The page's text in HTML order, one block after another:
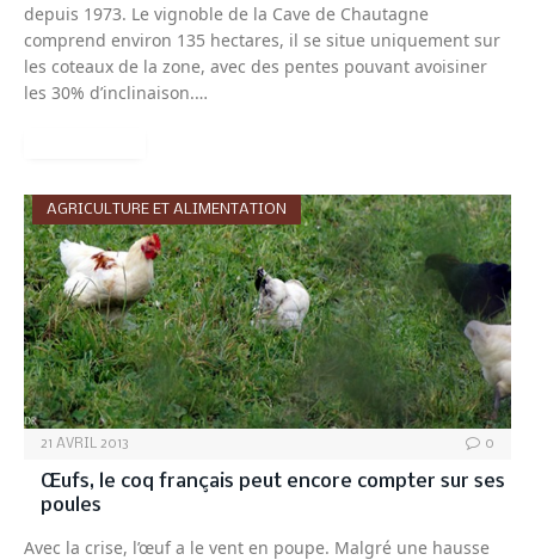
depuis 1973. Le vignoble de la Cave de Chautagne
comprend environ 135 hectares, il se situe uniquement sur
les coteaux de la zone, avec des pentes pouvant avoisiner
les 30% d’inclinaison.…
AGRICULTURE ET ALIMENTATION
21 AVRIL 2013 0
Œufs, le coq français peut encore compter sur ses
poules
Avec la crise, l’œuf a le vent en poupe. Malgré une hausse